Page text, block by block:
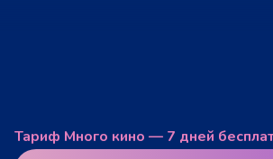
Тариф Много кино — 7 дней